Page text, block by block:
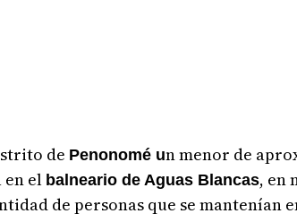
de Penonomé un menor de
el balneario de Aguas Blancas, en
de personas que se mantenían